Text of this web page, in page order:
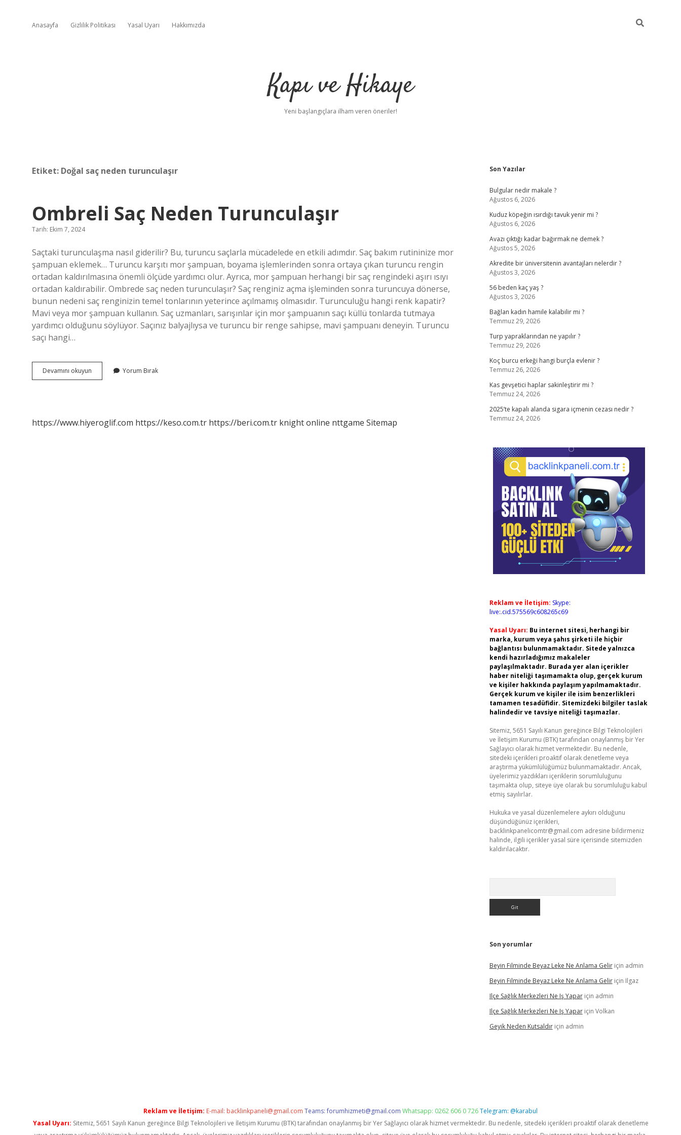
Anasayfa Gizlilik Politikası Yasal Uyarı Hakkımızda
Kapı ve Hikaye
Yeni başlangıçlara ilham veren öneriler!
Etiket: Doğal saç neden turunculaşır
Ombreli Saç Neden Turunculaşır
Tarih: Ekim 7, 2024
Saçtaki turunculaşma nasıl giderilir? Bu, turuncu saçlarla mücadelede en etkili adımdır. Saç bakım rutininize mor
şampuan eklemek… Turuncu karşıtı mor şampuan, boyama işlemlerinden sonra ortaya çıkan turuncu rengin
ortadan kaldırılmasına önemli ölçüde yardımcı olur. Ayrıca, mor şampuan herhangi bir saç rengindeki aşırı ısıyı
ortadan kaldırabilir. Ombrede saç neden turunculaşır? Saç renginiz açma işleminden sonra turuncuya dönerse,
bunun nedeni saç renginizin temel tonlarının yeterince açılmamış olmasıdır. Turunculuğu hangi renk kapatir?
Mavi veya mor şampuan kullanın. Saç uzmanları, sarışınlar için mor şampuanın saçı küllü tonlarda tutmaya
yardımcı olduğunu söylüyor. Saçınız balyajlıysa ve turuncu bir renge sahipse, mavi şampuanı deneyin. Turuncu
saçı hangi…
Devamını okuyun Ombreli
Saç
Yorum Bırak
https://www.hiyeroglif.com https://keso.com.tr https://beri.com.tr knight online nttgame Sitemap
Sidebar
Son Yazılar
Bulgular nedir makale ?
Ağustos 6, 2026
Kuduz köpeğin ısırdığı tavuk yenir mi ?
Ağustos 6, 2026
Avazı çıktığı kadar bağırmak ne demek ?
Ağustos 5, 2026
Akredite bir üniversitenin avantajları nelerdir ?
Ağustos 3, 2026
56 beden kaç yaş ?
Ağustos 3, 2026
Bağlan kadın hamile kalabilir mi ?
Temmuz 29, 2026
Turp yapraklarından ne yapılır ?
Temmuz 29, 2026
Koç burcu erkeği hangi burçla evlenir ?
Temmuz 26, 2026
Kas gevşetici haplar sakinleştirir mi ?
Temmuz 24, 2026
2025’te kapalı alanda sigara içmenin cezası nedir ?
Temmuz 24, 2026
Reklam ve İletişim: Skype:
live:.cid.575569c608265c69
Yasal Uyarı: Bu internet sitesi, herhangi bir
marka, kurum veya şahıs şirketi ile hiçbir
bağlantısı bulunmamaktadır. Sitede yalnızca
kendi hazırladığımız makaleler
paylaşılmaktadır. Burada yer alan içerikler
haber niteliği taşımamakta olup, gerçek kurum
ve kişiler hakkında paylaşım yapılmamaktadır.
Gerçek kurum ve kişiler ile isim benzerlikleri
tamamen tesadüfidir. Sitemizdeki bilgiler taslak
halindedir ve tavsiye niteliği taşımazlar.
Sitemiz, 5651 Sayılı Kanun gereğince Bilgi Teknolojileri
ve İletişim Kurumu (BTK) tarafından onaylanmış bir Yer
Sağlayıcı olarak hizmet vermektedir. Bu nedenle,
sitedeki içerikleri proaktif olarak denetleme veya
araştırma yükümlülüğümüz bulunmamaktadır. Ancak,
üyelerimiz yazdıkları içeriklerin sorumluluğunu
taşımakta olup, siteye üye olarak bu sorumluluğu kabul
etmiş sayılırlar.
Hukuka ve yasal düzenlemelere aykırı olduğunu
düşündüğünüz içerikleri,
backlinkpanelicomtr@gmail.com adresine bildirmeniz
halinde, ilgili içerikler yasal süre içerisinde sitemizden
kaldırılacaktır.
Son yorumlar
Beyin Filminde Beyaz Leke Ne Anlama Geliriçin admin
Beyin Filminde Beyaz Leke Ne Anlama Geliriçin Ilgaz
Ilçe Sağlık Merkezleri Ne Iş Yapariçin admin
Ilçe Sağlık Merkezleri Ne Iş Yapariçin Volkan
Geyik Neden Kutsaldıriçin admin
Reklam ve İletişim: E-mail: backlinkpaneli@gmail.com Teams:forumhizmeti@gmail.com Whatsapp: 0262 606 0 726Telegram: @karabul
Yasal Uyarı: Sitemiz, 5651 Sayılı Kanun gereğince Bilgi Teknolojileri ve İletişim Kurumu (BTK) tarafından onaylanmış bir Yer Sağlayıcı olarak hizmet vermektedir. Bu nedenle, sitedeki içerikleri proaktif olarak denetleme